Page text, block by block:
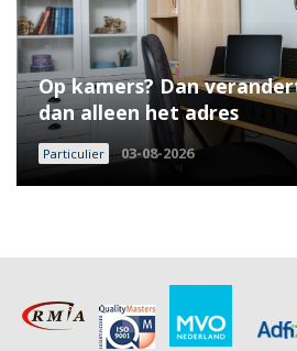
Particulier 03-08-2026
Op kamers? Dan
dan alleen het adres